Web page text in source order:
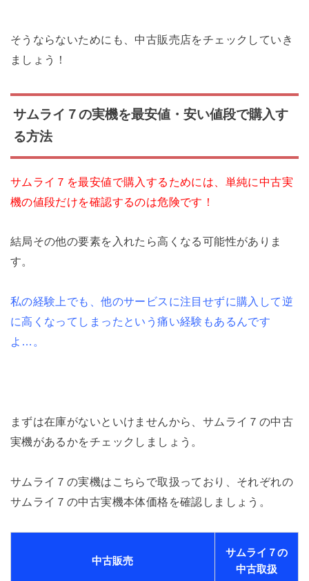
そうならないためにも、中古販売店をチェックしていき
ましょう！
サムライ７の実機を最安値・安い値段で購入す
る方法
サムライ７を最安値で購入するためには、単純に中古実
機の値段だけを確認するのは危険です！
結局その他の要素を入れたら高くなる可能性がありま
す。
私の経験上でも、他のサービスに注目せずに購入して逆
に高くなってしまったという痛い経験もあるんです
よ…。
まずは在庫がないといけませんから、サムライ７の中古
実機があるかをチェックしましょう。
サムライ７の実機はこちらで取扱っており、それぞれの
サムライ７の中古実機本体価格を確認しましょう。
中古販売
サムライ７の
中古取扱